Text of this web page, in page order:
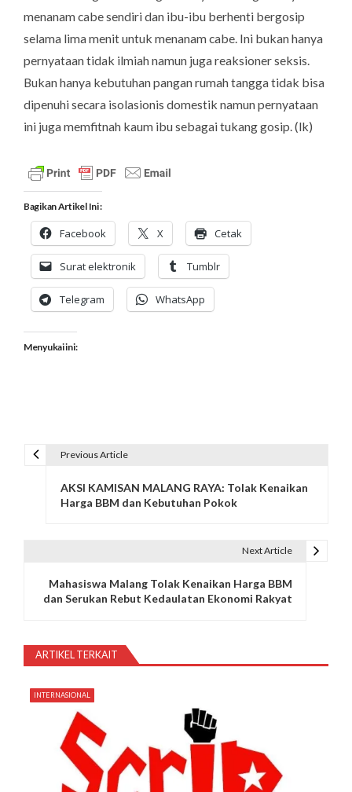
menanam cabe sendiri dan ibu-ibu berhenti bergosip
selama lima menit untuk menanam cabe. Ini bukan hanya
pernyataan tidak ilmiah namun juga reaksioner seksis.
Bukan hanya kebutuhan pangan rumah tangga tidak bisa
dipenuhi secara isolasionis domestik namun pernyataan
ini juga memfitnah kaum ibu sebagai tukang gosip. (lk)
Bagikan Artikel Ini :
Facebook X Cetak
Surat elektronik Tumblr
Telegram WhatsApp
Menyukai ini:
i
p
Previous Article
AKSI KAMISAN MALANG RAYA: Tolak Kenaikan
Harga BBM dan Kebutuhan Pokok
Next Article
Mahasiswa Malang Tolak Kenaikan Harga BBM
dan Serukan Rebut Kedaulatan Ekonomi Rakyat
ARTIKEL TERKAIT
INTERNASIONAL